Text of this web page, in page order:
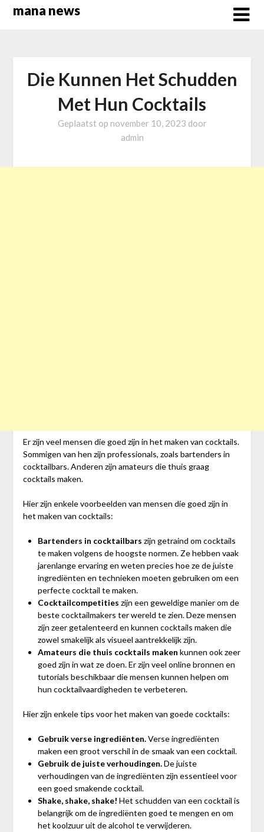
Overslaan
mana news
Die Kunnen Het Schudden
Met Hun Cocktails
Geplaatst op november 10, 2023 door
admin
Er zijn veel mensen die goed zijn in het maken van cocktails.
Sommigen van hen zijn professionals, zoals bartenders in
cocktailbars. Anderen zijn amateurs die thuis graag
cocktails maken.
Hier zijn enkele voorbeelden van mensen die goed zijn in
het maken van cocktails:
Bartenders in cocktailbars zijn getraind om cocktails
te maken volgens de hoogste normen. Ze hebben vaak
jarenlange ervaring en weten precies hoe ze de juiste
ingrediënten en technieken moeten gebruiken om een
perfecte cocktail te maken.
Cocktailcompetities zijn een geweldige manier om de
beste cocktailmakers ter wereld te zien. Deze mensen
zijn zeer getalenteerd en kunnen cocktails maken die
zowel smakelijk als visueel aantrekkelijk zijn.
Amateurs die thuis cocktails maken kunnen ook zeer
goed zijn in wat ze doen. Er zijn veel online bronnen en
tutorials beschikbaar die mensen kunnen helpen om
hun cocktailvaardigheden te verbeteren.
Hier zijn enkele tips voor het maken van goede cocktails:
Gebruik verse ingrediënten.Verse ingrediënten
maken een groot verschil in de smaak van een cocktail.
Gebruik de juiste verhoudingen.De juiste
verhoudingen van de ingrediënten zijn essentieel voor
een goed smakende cocktail.
Shake, shake, shake! Het schudden van een cocktail is
belangrijk om de ingrediënten goed te mengen en om
het koolzuur uit de alcohol te verwijderen.